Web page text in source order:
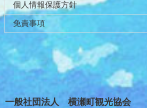
個人情報保護方針
免責事項
一般社団法人 横瀬町観光協会